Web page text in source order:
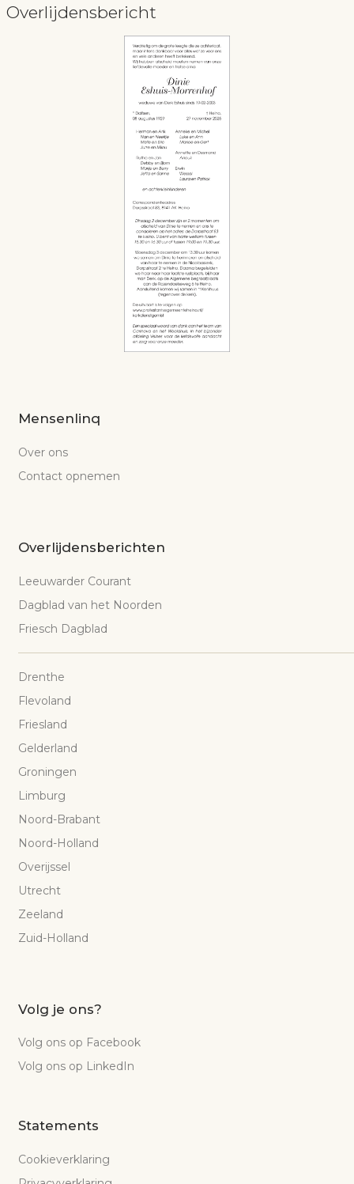
Overlijdensbericht
Mensenlinq
Over ons
Contact opnemen
Overlijdensberichten
Leeuwarder Courant
Dagblad van het Noorden
Friesch Dagblad
Drenthe
Flevoland
Friesland
Gelderland
Groningen
Limburg
Noord-Brabant
Noord-Holland
Overijssel
Utrecht
Zeeland
Zuid-Holland
Volg je ons?
Volg ons op Facebook
Volg ons op LinkedIn
Statements
Cookieverklaring